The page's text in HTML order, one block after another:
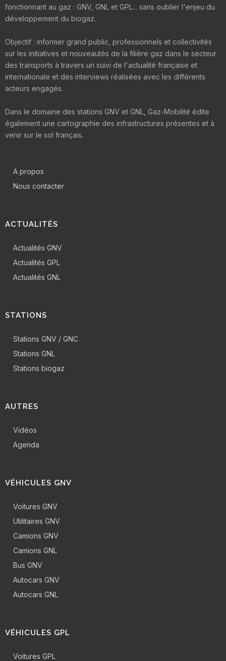
fonctionnant au gaz : GNV, GNL et GPL... sans oublier l'enjeu du
développement du biogaz.
Objectif : informer grand public, professionnels et collectivités
sur les initiatives et nouveautés de la filière gaz dans le secteur
des transports à travers un suivi de l'actualité française et
internationale et des interviews réalisées avec les différents
acteurs engagés.
Dans le domaine des stations GNV et GNL, Gaz-Mobilité édite
également une cartographie des infrastructures présentes et à
venir sur le sol français.
A propos
Nous contacter
ACTUALITÉS
Actualités GNV
Actualités GPL
Actualités GNL
STATIONS
Stations GNV / GNC
Stations GNL
Stations biogaz
AUTRES
Vidéos
Agenda
VÉHICULES GNV
Voitures GNV
Utilitaires GNV
Camions GNV
Camions GNL
Bus GNV
Autocars GNV
Autocars GNL
VÉHICULES GPL
Voitures GPL